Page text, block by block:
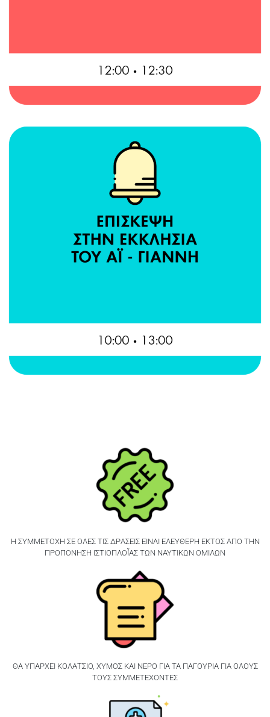
Η ΣΥΜΜΕΤΟΧH ΣΕ OΛΕΣ ΤΙΣ ΔΡAΣΕΙΣ ΕIΝΑΙ ΕΛΕYΘΕΡΗ ΕΚΤOΣ ΑΠO ΤΗΝ
ΠΡΟΠOΝΗΣΗ ΙΣΤΙΟΠΛΟΪ́ΑΣ ΤΩΝ ΝΑΥΤΙΚΩΝ ΟΜIΛΩΝ
ΘΑ ΥΠAΡΧΕΙ ΚΟΛΑΤΣΙO, ΧΥΜOΣ ΚΑΙ ΝΕΡO ΓΙΑ ΤΑ ΠΑΓΟYΡΙΑ ΓΙΑ OΛΟΥΣ
ΤΟΥΣ ΣΥΜΜΕΤEΧΟΝΤΕΣ